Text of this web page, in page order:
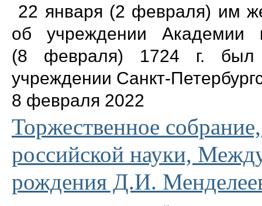
22 января (2 февраля) им
об учреждении
(8 февраля) 1724 г. был
учреждении Санкт-
8 февраля 2022
Торжественное
российской науки,
рождения Д.И.